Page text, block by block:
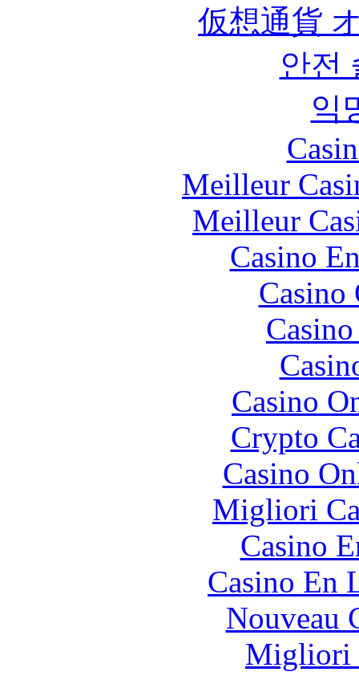
仮想通貨
안전
익
Meilleur
Meilleur
Casino
Casino
Crypto
Casino
Migliori
Casino
Casino En
Nouveau
Migliori